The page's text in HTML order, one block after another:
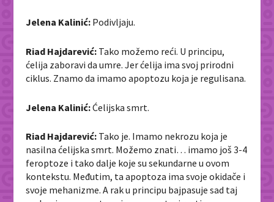
Jelena Kalinić: Podivljaju.
Riad Hajdarević: Tako možemo reći. U principu,
ćelija zaboravi da umre. Jer ćelija ima svoj prirodni
ciklus. Znamo da imamo apoptozu koja je regulisana.
Jelena Kalinić:Ćelijska smrt.
Riad Hajdarević: Tako je. Imamo nekrozu koja je
nasilna ćelijska smrt. Možemo znati… imamo još 3-4
feroptoze i tako dalje koje su sekundarne u ovom
kontekstu. Međutim, ta apoptoza ima svoje okidače i
svoje mehanizme. A rak u principu bajpasuje sad taj